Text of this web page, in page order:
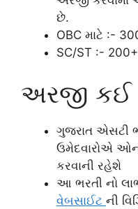
છે.
OBC માટે :-
SC/ST :-
અરજી કઈ
ગુજરાત એસટી
ઉમેદવારોએ
કરવાની રહેશે
આ ભરતી નો
વેબસાઈટ ની